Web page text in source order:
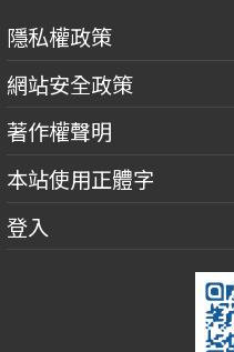
隱私權政策
網站安全政策
著作權聲明
本站使用正體字
登入